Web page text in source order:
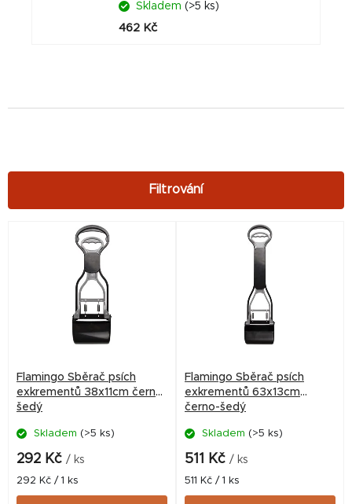
Skladem (>5 ks)
462 Kč
d
Flamingo Sběrač psích
exkrementů 38x11cm černo-
šedý
Skladem (>5 ks)
292 Kč / ks
Měrná
cena:
292 Kč / 1 ks
Flamingo Sběrač psích
exkrementů 63x13cm
černo-šedý
Skladem (>5 ks)
511 Kč / ks
Měrná
cena:
511 Kč / 1 ks